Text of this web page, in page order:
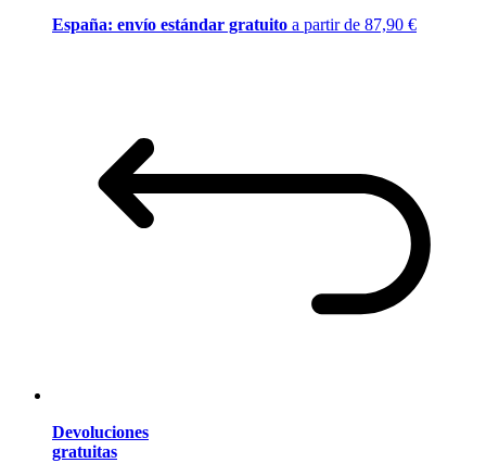
España: envío estándar gratuito a partir de 87,90 €
Devoluciones
gratuitas